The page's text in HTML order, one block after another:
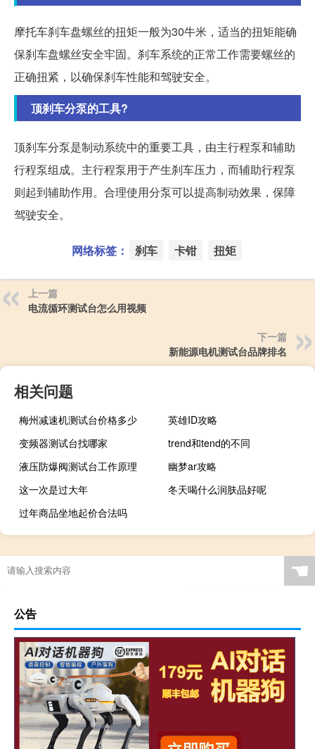
摩托车刹车盘螺丝的扭矩一般为30牛米，适当的扭矩能确
保刹车盘螺丝安全牢固。刹车系统的正常工作需要螺丝的
正确扭紧，以确保刹车性能和驾驶安全。
顶刹车分泵的工具?
顶刹车分泵是制动系统中的重要工具，由主行程泵和辅助
行程泵组成。主行程泵用于产生刹车压力，而辅助行程泵
则起到辅助作用。合理使用分泵可以提高制动效果，保障
驾驶安全。
网络标签： 刹车 卡钳 扭矩
上一篇
电流循环测试台怎么用视频
下一篇
新能源电机测试台品牌排名
相关问题
梅州减速机测试台价格多少
英雄ID攻略
变频器测试台找哪家
trend和tend的不同
液压防爆阀测试台工作原理
幽梦ar攻略
这一次是过大年
冬天喝什么润肤品好呢
过年商品坐地起价合法吗
☚
公告